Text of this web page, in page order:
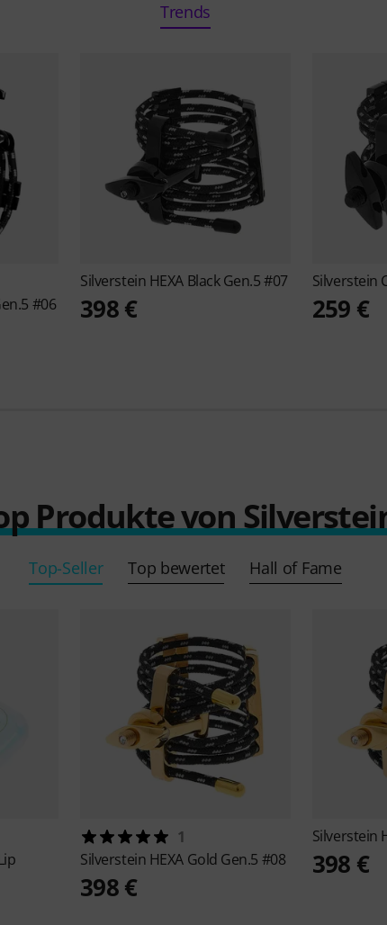
Trends
#06
Silverstein HEXA Black Gen.5 #07
398 €
Silverstein
259 €
Produkte von
Top-Seller Top bewertet Hall of Fame
1
Silverstein HEXA Gold Gen.5 #08
398 €
Silverstein
398 €